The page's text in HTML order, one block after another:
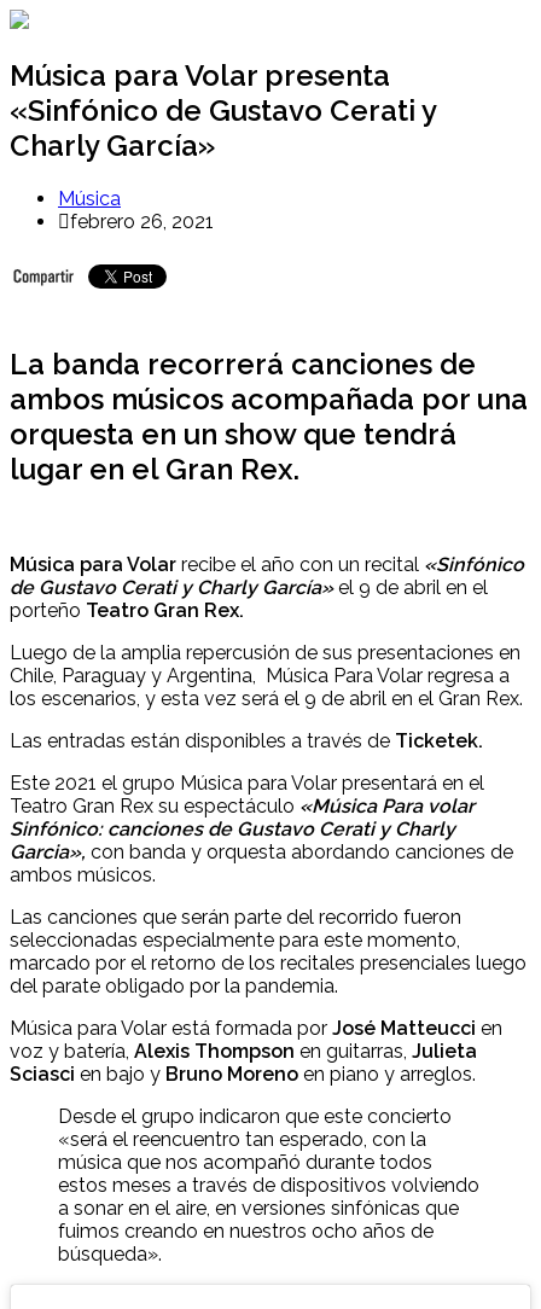
Ir
contenido
Música para Volar presenta
«Sinfónico de Gustavo Cerati y
Charly García»
Música
febrero 26, 2021
La banda recorrerá canciones de
ambos músicos acompañada por una
orquesta en un show que tendrá
lugar en el Gran Rex.
Música para Volar recibe el año con un recital «Sinfónico
de Gustavo Cerati y Charly García»el 9 de abril en el
porteño Teatro Gran Rex.
Luego de la amplia repercusión de sus presentaciones en
Chile, Paraguay y Argentina, Música Para Volar regresa a
los escenarios, y esta vez será el 9 de abril en el Gran Rex.
Las entradas están disponibles a través de Ticketek.
Este 2021 el grupo Música para Volar presentará en el
Teatro Gran Rex su espectáculo «Música Para volar
Sinfónico: canciones de Gustavo Cerati y Charly
Garcia», con banda y orquesta abordando canciones de
ambos músicos.
Las canciones que serán parte del recorrido fueron
seleccionadas especialmente para este momento,
marcado por el retorno de los recitales presenciales luego
del parate obligado por la pandemia.
Música para Volar está formada por José Matteucci en
voz y batería, Alexis Thompson en guitarras, Julieta
Sciasci en bajo y Bruno Moreno en piano y arreglos.
Desde el grupo indicaron que este concierto
«será el reencuentro tan esperado, con la
música que nos acompañó durante todos
estos meses a través de dispositivos volviendo
a sonar en el aire, en versiones sinfónicas que
fuimos creando en nuestros ocho años de
búsqueda».